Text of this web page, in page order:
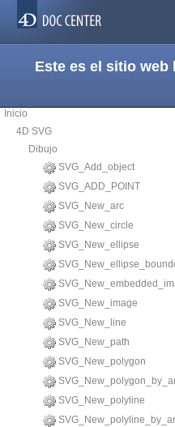
Este es el sitio
Inicio
4D SVG
Dibujo
SVG_Add_object
SVG_ADD_POINT
SVG_New_arc
SVG_New_circle
SVG_New_ellipse
SVG_New_image
SVG_New_line
SVG_New_path
SVG_New_polygon
SVG_New_polyline